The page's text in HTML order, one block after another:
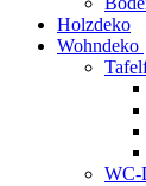
Holzdeko
Wohndeko
WC-